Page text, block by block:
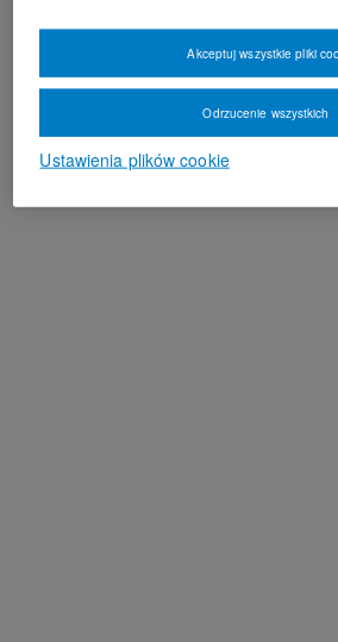
Ustawienia plików cookie
Odrzucenie wszystkich
Akceptuj wszystkie pliki